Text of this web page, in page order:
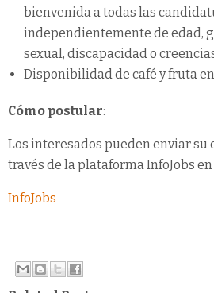
bienvenida a todas las
independientemente de edad,
sexual, discapacidad o
Disponibilidad de café y fruta
Cómo postular:
Los interesados pueden enviar
través de la plataforma InfoJobs
InfoJobs